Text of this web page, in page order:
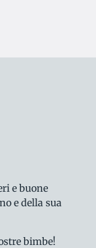
e buone
e della sua
bimbe!